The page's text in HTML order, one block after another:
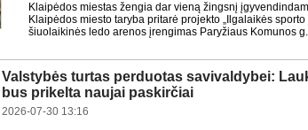
Klaipėdos miestas žengia dar vieną žingsnį
Klaipėdos miesto taryba pritarė projekto „Ilgalaikės
šiuolaikinės ledo arenos įrengimas Paryžiaus Komunos
Valstybės turtas perduotas savivaldybei:
bus prikelta naujai paskirčiai
2026-07-30 13:16